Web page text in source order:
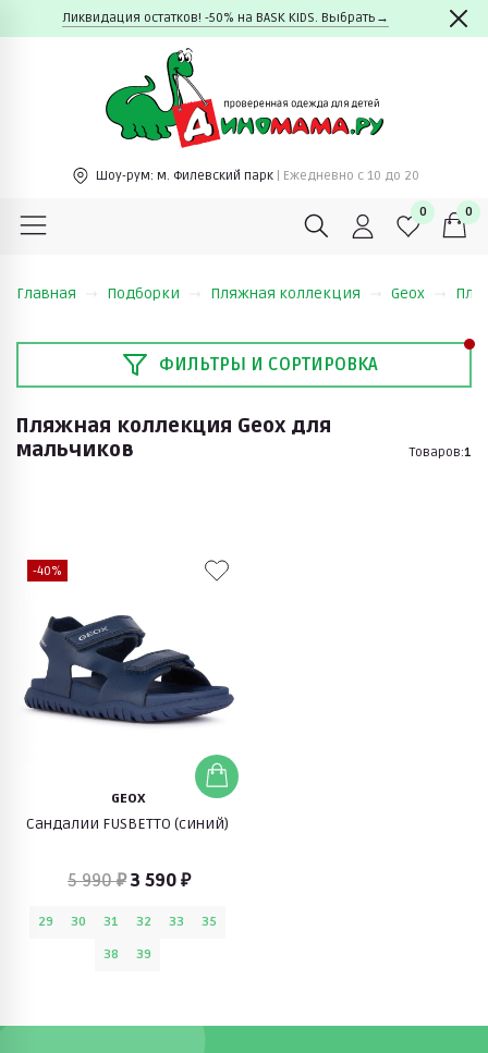
Ликвидация остатков! -50% на BASK KIDS. Выбрать→
Шоу-рум: м. Филевский парк | Ежедневно c 10 до 20
0 0
Главная Подборки Пляжная коллекция Geox
ФИЛЬТРЫ И СОРТИРОВКА
Пляжная коллекция Geox для
мальчиков
Товаров:1
-40%
GEOX
Сандалии FUSBETTO (синий)
5 990 ₽3 590 ₽
29 30 31 32 33
35
38
39